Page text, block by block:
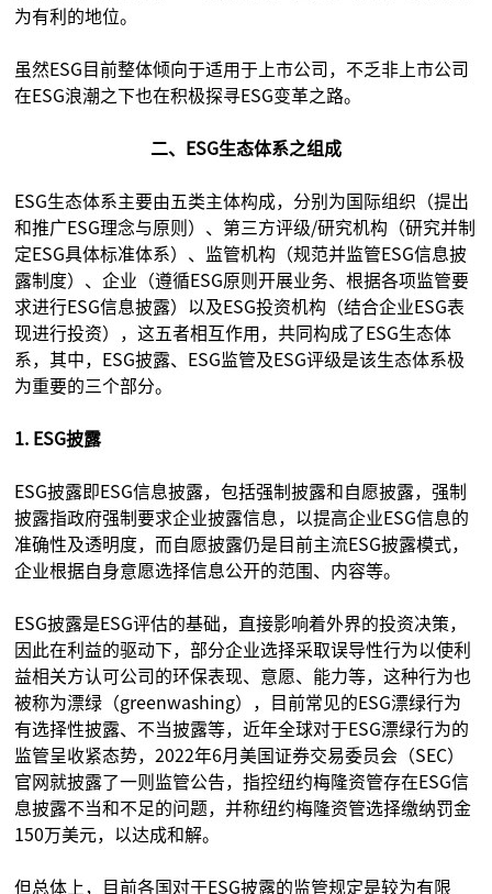
为有利的地位。
虽然ESG目前整体倾向于适用于上市公司，不乏非上市公司
在ESG浪潮之下也在积极探寻ESG变革之路。
二、ESG生态体系之组成
ESG生态体系主要由五类主体构成，分别为国际组织（提出
和推广ESG理念与原则）、第三方评级/研究机构（研究并制
定ESG具体标准体系）、监管机构（规范并监管ESG信息披
露制度）、企业（遵循ESG原则开展业务、根据各项监管要
求进行ESG信息披露）以及ESG投资机构（结合企业ESG表
现进行投资），这五者相互作用，共同构成了ESG生态体
系，其中，ESG披露、ESG监管及ESG评级是该生态体系极
为重要的三个部分。
1. ESG披露
ESG披露即ESG信息披露，包括强制披露和自愿披露，强制
披露指政府强制要求企业披露信息，以提高企业ESG信息的
准确性及透明度，而自愿披露仍是目前主流ESG披露模式，
企业根据自身意愿选择信息公开的范围、内容等。
ESG披露是ESG评估的基础，直接影响着外界的投资决策，
因此在利益的驱动下，部分企业选择采取误导性行为以使利
益相关方认可公司的环保表现、意愿、能力等，这种行为也
被称为漂绿（greenwashing），目前常见的ESG漂绿行为
有选择性披露、不当披露等，近年全球对于ESG漂绿行为的
监管呈收紧态势，2022年6月美国证券交易委员会（SEC）
官网就披露了一则监管公告，指控纽约梅隆资管存在ESG信
息披露不当和不足的问题，并称纽约梅隆资管选择缴纳罚金
150万美元，以达成和解。
但总体上，目前各国对于ESG披露的监管规定是较为有限